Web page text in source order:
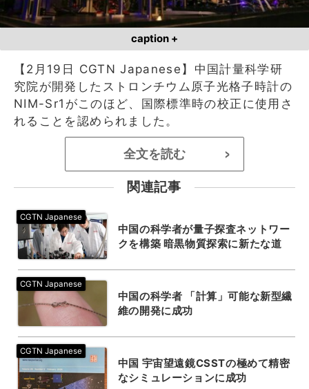
caption +
【2月19日 CGTN Japanese】中国計量科学研
究院が開発したストロンチウム原子光格子時計の
NIM-Sr1がこのほど、国際標準時の校正に使用さ
れることを認められました。
全文を読む >
関連記事
中国の科学者が量子探査ネットワー
クを構築 暗黒物質探索に新たな道
中国の科学者 「計算」可能な新型繊
維の開発に成功
中国 宇宙望遠鏡CSSTの極めて精密
なシミュレーションに成功